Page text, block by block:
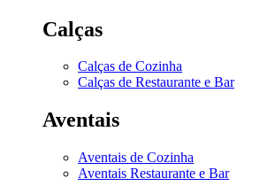
Calças
Calças de Cozinha
Calças de Restaurante e Bar
Aventais
Aventais de Cozinha
Aventais Restaurante e Bar